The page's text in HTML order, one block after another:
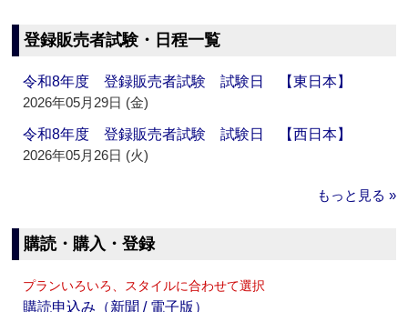
登録販売者試験・日程一覧
令和8年度 登録販売者試験 試験日 【東日本】
2026年05月29日 (金)
令和8年度 登録販売者試験 試験日 【西日本】
2026年05月26日 (火)
もっと見る »
購読・購入・登録
プランいろいろ、スタイルに合わせて選択
購読申込み（新聞 / 電子版）